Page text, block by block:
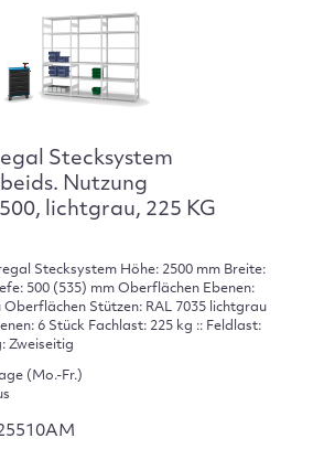
Stecksystem
Nutzung
lichtgrau, 225 KG
Stecksystem Höhe: 2500 mm Breite:
500 (535) mm Oberflächen Ebenen:
Oberflächen Stützen: RAL 7035 lichtgrau
6 Stück Fachlast: 225 kg :: Feldlast:
Zweiseitig
(Mo.-Fr.)